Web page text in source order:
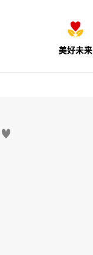
美好未来
